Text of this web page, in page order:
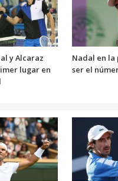
y Alcaraz
lugar en
Nadal en la
ser el